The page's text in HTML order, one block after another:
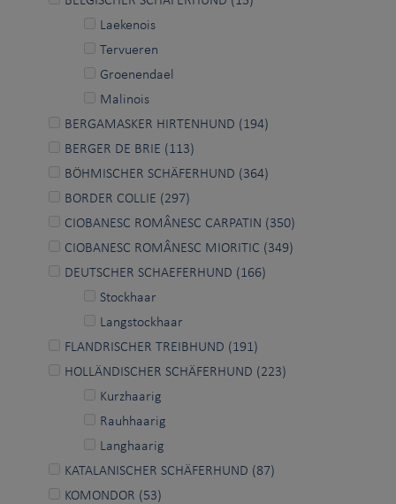
Laekenois
Tervueren
Groenendael
Malinois
BERGAMASKER HIRTENHUND (194)
BERGER DE BRIE (113)
BÖHMISCHER SCHÄFERHUND (364)
BORDER COLLIE (297)
CIOBANESC ROMÂNESC CARPATIN (350)
CIOBANESC ROMÂNESC MIORITIC (349)
DEUTSCHER SCHAEFERHUND (166)
Stockhaar
Langstockhaar
FLANDRISCHER TREIBHUND (191)
HOLLÄNDISCHER SCHÄFERHUND (223)
Kurzhaarig
Rauhhaarig
Langhaarig
KATALANISCHER SCHÄFERHUND (87)
KOMONDOR (53)